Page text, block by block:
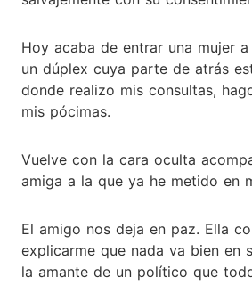
Hoy acaba de entrar una mujer
un dúplex cuya parte de atrás
donde realizo mis consultas,
mis pócimas.
Vuelve con la cara oculta
amiga a la que ya he metido en
El amigo nos deja en paz. Ella
explicarme que nada va bien en
la amante de un político que